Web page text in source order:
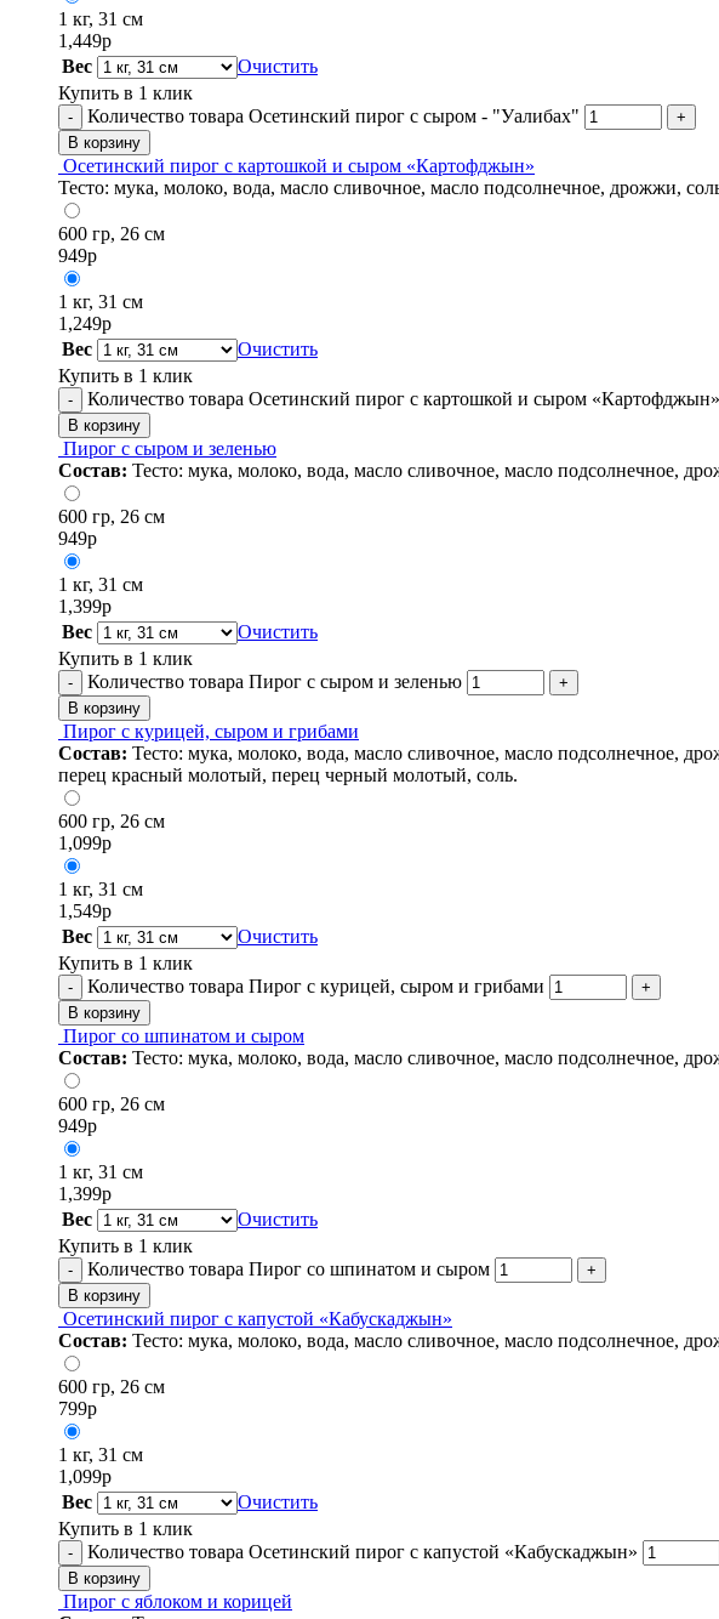
1 кг, 31 см
1,449р
Вес
Очистить
Купить в 1 клик
- Количество товара Осетинский пирог с сыром - "Уалибах"
+
В корзину
Осетинский пирог с картошкой и сыром «Картофджын»
Тесто: мука, молоко, вода, масло сливочное, масло подсолнечное, дрожжи,
600 гр, 26 см
949р
1 кг, 31 см
1,249р
Вес
Очистить
Купить в 1 клик
- Количество товара Осетинский пирог с картошкой и сыром «Картофджын»
В корзину
Пирог с сыром и зеленью
Состав: Тесто: мука, молоко, вода, масло сливочное, масло подсолнечное,
600 гр, 26 см
949р
1 кг, 31 см
1,399р
Вес
Очистить
Купить в 1 клик
- Количество товара Пирог с сыром и зеленью
+
В корзину
Пирог с курицей, сыром и грибами
Состав: Тесто: мука, молоко, вода, масло сливочное, масло подсолнечное,
перец красный молотый, перец черный молотый, соль.
600 гр, 26 см
1,099р
1 кг, 31 см
1,549р
Вес
Очистить
Купить в 1 клик
- Количество товара Пирог с курицей, сыром и грибами
+
В корзину
Пирог со шпинатом и сыром
Состав: Тесто: мука, молоко, вода, масло сливочное, масло подсолнечное,
600 гр, 26 см
949р
1 кг, 31 см
1,399р
Вес
Очистить
Купить в 1 клик
- Количество товара Пирог со шпинатом и сыром
+
В корзину
Осетинский пирог с капустой «Кабускаджын»
Состав: Тесто: мука, молоко, вода, масло сливочное, масло подсолнечное,
600 гр, 26 см
799р
1 кг, 31 см
1,099р
Вес
Очистить
Купить в 1 клик
- Количество товара Осетинский пирог с капустой «Кабускаджын»
В корзину
Пирог с яблоком и корицей